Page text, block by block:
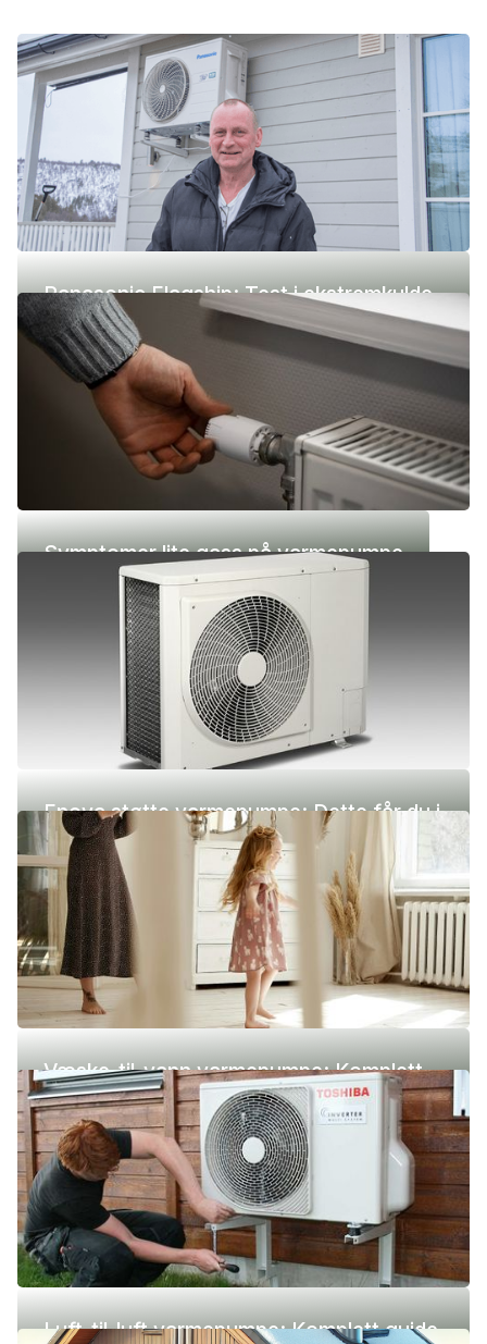
Panasonic Flagship: Test i ekstremkulde
(-42 °C)
Symptomer lite gass på varmepumpe
Enova støtte varmepumpe: Dette får du i
2026
Væske-til-vann varmepumpe: Komplett
guide (pris, fordeler og ulemper)
Luft-til-luft varmepumpe: Komplett guide